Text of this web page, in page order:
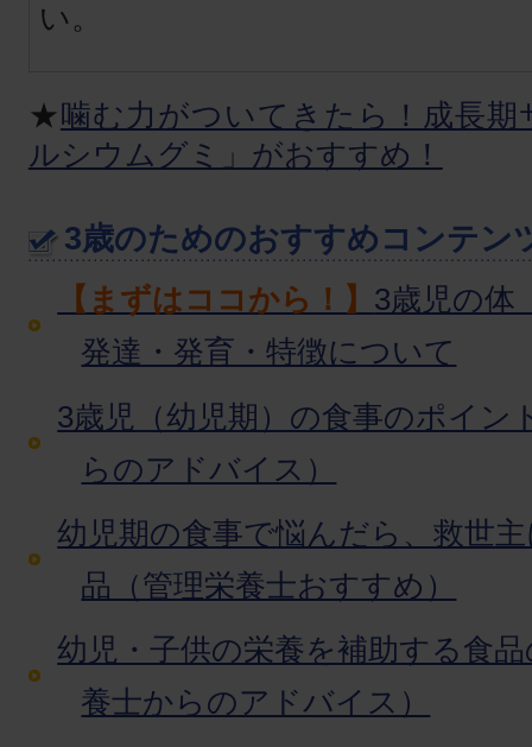
い。
★噛む力がついてきたら！成長期
ルシウムグミ」がおすすめ！
3歳のためのおすすめコンテン
【まずはココから！】 3歳児の体
発達・発育・特徴について
3歳児（幼児期）の食事のポイン
らのアドバイス）
幼児期の食事で悩んだら、救世
品（管理栄養士おすすめ）
幼児・子供の栄養を補助する食
養士からのアドバイス）